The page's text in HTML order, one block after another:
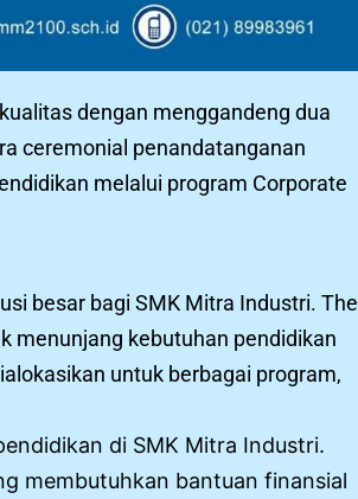
dengan menggandeng dua
ceremonial penandatanganan
melalui program Corporate
besar bagi SMK Mitra Industri. The
menunjang kebutuhan pendidikan
untuk berbagai program,
di SMK Mitra Industri.
membutuhkan bantuan finansial